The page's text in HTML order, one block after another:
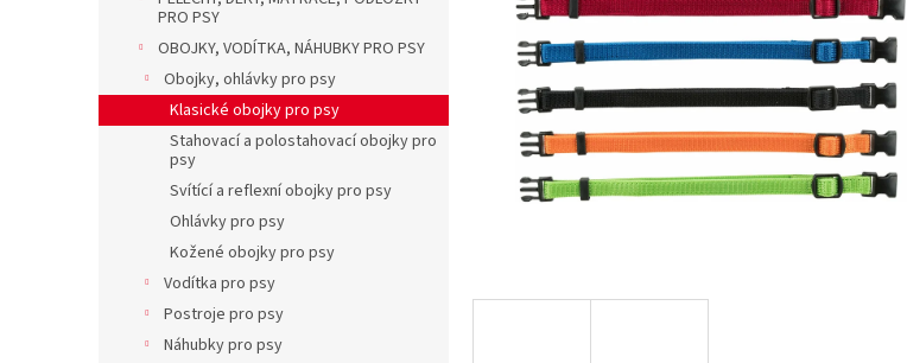
PRO PSY
OBOJKY, VODÍTKA, NÁHUBKY PRO PSY
Obojky, ohlávky pro psy
Klasické obojky pro psy
Stahovací a polostahovací obojky pro
psy
Svítící a reflexní obojky pro psy
Ohlávky pro psy
Kožené obojky pro psy
Vodítka pro psy
Postroje pro psy
Náhubky pro psy
hvězdiček.